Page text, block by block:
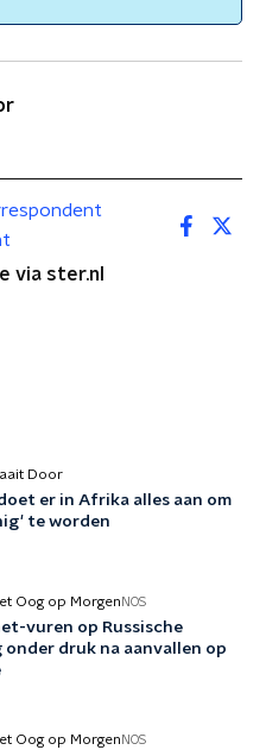
via ster.nl
Door
er in Afrika alles aan om
te worden
Oog op Morgen NOS
vuren op Russische
druk na aanvallen op
Oog op Morgen NOS